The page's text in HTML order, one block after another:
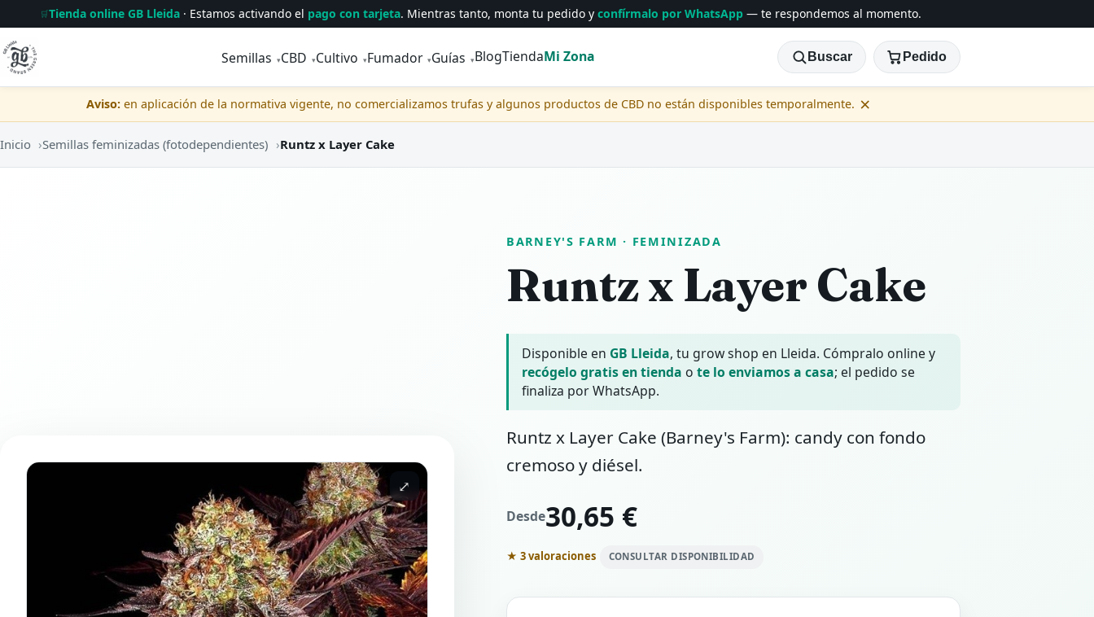
🛒Tienda online GB Lleida· Estamos activando el pago con tarjeta. Mientras tanto, monta tu pedido y confírmalo por WhatsApp— te respondemos al momento.
Buscar Pedido
Semillas ▾CBD ▾Cultivo ▾Fumador ▾Guías ▾BlogTiendaMi Zona
Aviso:en aplicación de la normativa vigente, no comercializamos trufas y algunos productos de CBD no están disponibles temporalmente. ×
Inicio ›Semillas feminizadas (fotodependientes) ›Runtz x Layer Cake
⤢
BARNEY'S FARM · FEMINIZADA
Runtz x Layer Cake
Disponible en GB Lleida, tu grow shop en Lleida. Cómpralo online y
recógelo gratis en tienda o te lo enviamos a casa; el pedido se
finaliza por WhatsApp.
Runtz x Layer Cake (Barney's Farm): candy con fondo
cremoso y diésel.
Desde30,65 €
★ 3 valoraciones CONSULTAR DISPONIBILIDAD